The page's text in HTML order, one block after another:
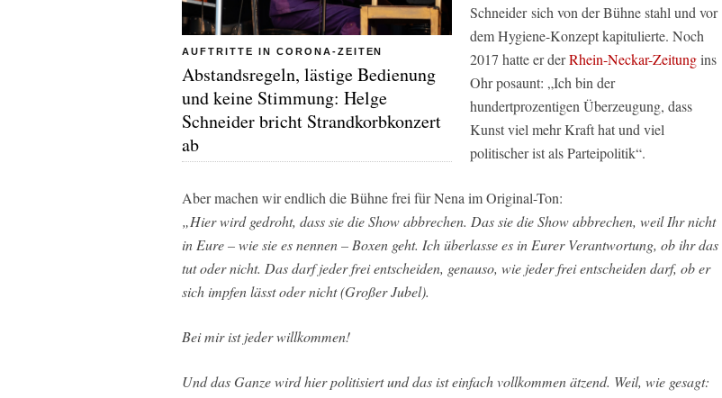
AUFTRITTE IN CORONA-ZEITEN
Abstandsregeln, lästige Bedienung
und keine Stimmung: Helge
Schneider bricht Strandkorbkonzert
ab
Schneider sich von der Bühne stahl und vor
dem Hygiene-Konzept kapitulierte. Noch
2017 hatte er derRhein-Neckar-Zeitungins
Ohr posaunt: „Ich bin der
hundertprozentigen Überzeugung, dass
Kunst viel mehr Kraft hat und viel
politischer ist als Parteipolitik“.
Aber machen wir endlich die Bühne frei für Nena im Original-Ton:
„Hier wird gedroht, dass sie die Show abbrechen. Das sie die Show abbrechen, weil Ihr nicht
in Eure – wie sie es nennen – Boxen geht. Ich überlasse es in Eurer Verantwortung, ob ihr das
tut oder nicht. Das darf jeder frei entscheiden, genauso, wie jeder frei entscheiden darf, ob er
sich impfen lässt oder nicht (Großer Jubel).
Bei mir ist jeder willkommen!
Und das Ganze wird hier politisiert und das ist einfach vollkommen ätzend. Weil, wie gesagt: